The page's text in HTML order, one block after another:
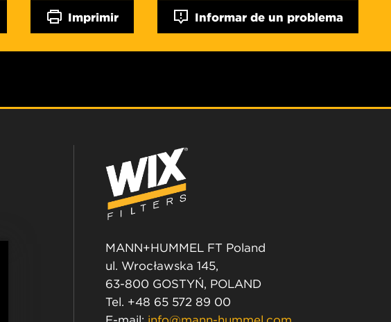
Imprimir Informar de un problema
MANN+HUMMEL FT Poland
ul. Wrocławska 145,
63-800 GOSTYŃ, POLAND
Tel. +48 65 572 89 00